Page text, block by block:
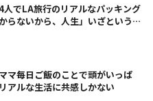
人でLA旅行のリアルなパッキング
らないから、人生」いざというと
マ毎日ご飯のことで頭がいっぱ
アルな生活に共感しかない